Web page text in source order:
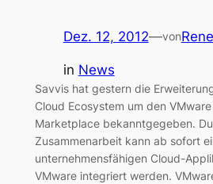
Dez. 12, 2012—von
in News
Savvis hat gestern die
Cloud Ecosystem um den
Marketplace bekanntgegeben.
Zusammenarbeit kann ab sofort
unternehmensfähigen Cloud-
VMware integriert werden.